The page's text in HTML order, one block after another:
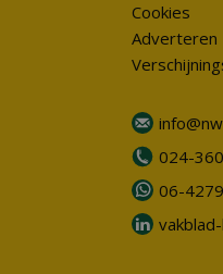
Cookies
Adverteren
024-
06-